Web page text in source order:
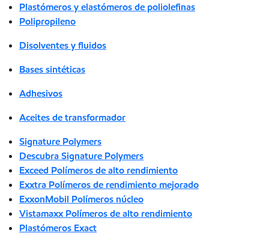
Plastómeros y elastómeros de poliolefinas
Polipropileno
Disolventes y fluidos
Bases sintéticas
Adhesivos
Aceites de transformador
Signature Polymers
Descubra Signature Polymers
Exceed Polímeros de alto rendimiento
Exxtra Polímeros de rendimiento mejorado
ExxonMobil Polímeros núcleo
Vistamaxx Polímeros de alto rendimiento
Plastómeros Exact